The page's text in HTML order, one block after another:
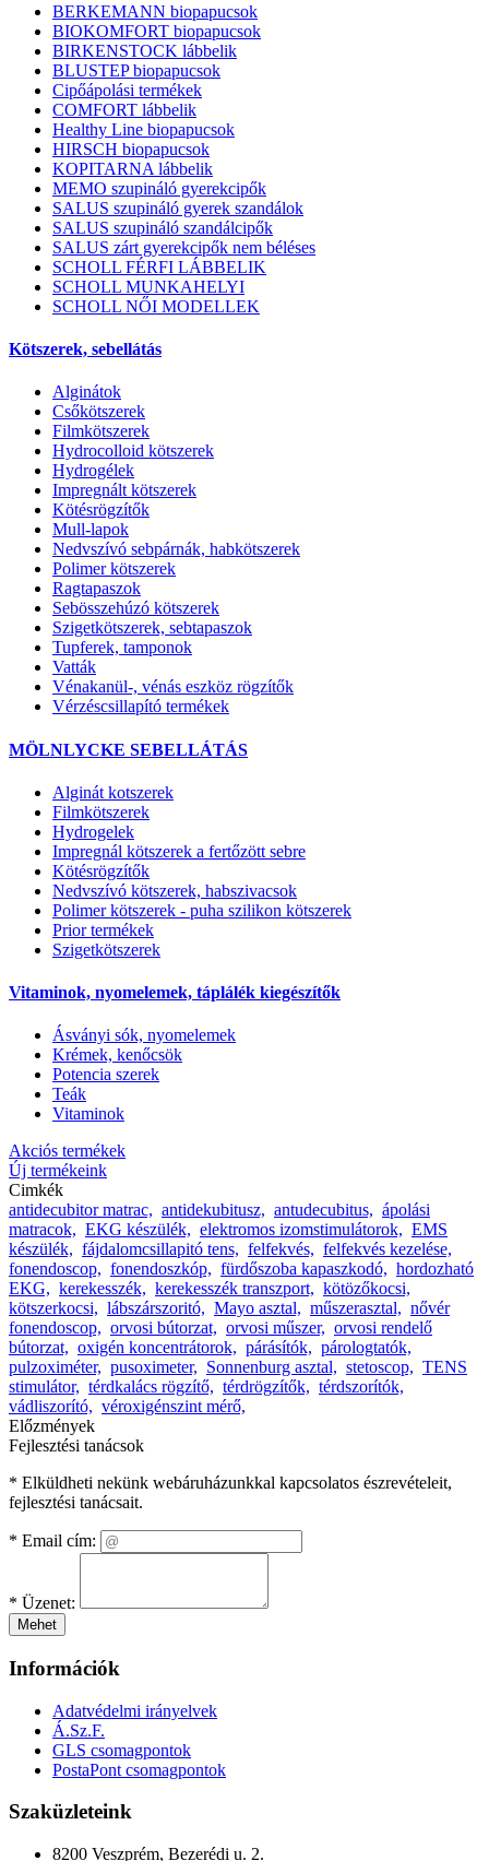
BERKEMANN biopapucsok
BIOKOMFORT biopapucsok
BIRKENSTOCK lábbelik
BLUSTEP biopapucsok
Cipőápolási termékek
COMFORT lábbelik
Healthy Line biopapucsok
HIRSCH biopapucsok
KOPITARNA lábbelik
MEMO szupináló gyerekcipők
SALUS szupináló gyerek szandálok
SALUS szupináló szandálcipők
SALUS zárt gyerekcipők nem béléses
SCHOLL FÉRFI LÁBBELIK
SCHOLL MUNKAHELYI
SCHOLL NŐI MODELLEK
Kötszerek, sebellátás
Alginátok
Csőkötszerek
Filmkötszerek
Hydrocolloid kötszerek
Hydrogélek
Impregnált kötszerek
Kötésrögzítők
Mull-lapok
Nedvszívó sebpárnák, habkötszerek
Polimer kötszerek
Ragtapaszok
Sebösszehúzó kötszerek
Szigetkötszerek, sebtapaszok
Tupferek, tamponok
Vatták
Vénakanül-, vénás eszköz rögzítők
Vérzéscsillapító termékek
MÖLNLYCKE SEBELLÁTÁS
Alginát kotszerek
Filmkötszerek
Hydrogelek
Impregnál kötszerek a fertőzött sebre
Kötésrögzítők
Nedvszívó kötszerek, habszivacsok
Polimer kötszerek - puha szilikon kötszerek
Prior termékek
Szigetkötszerek
Vitaminok, nyomelemek, táplálék kiegészítők
Ásványi sók, nyomelemek
Krémek, kenőcsök
Potencia szerek
Teák
Vitaminok
Akciós termékek
Új termékeink
Cimkék
antidecubitor matrac, antidekubitusz, antudecubitus, ápolási
matracok, EKG készülék, elektromos izomstimulátorok, EMS
készülék, fájdalomcsillapitó tens, felfekvés, felfekvés kezelése,
fonendoscop, fonendoszkóp, fürdőszoba kapaszkodó, hordozható
EKG, kerekesszék, kerekesszék transzport, kötözőkocsi,
kötszerkocsi, lábszárszoritó, Mayo asztal, műszerasztal, nővér
fonendoscop, orvosi bútorzat, orvosi műszer, orvosi rendelő
bútorzat, oxigén koncentrátorok, párásítók, párologtatók,
pulzoximéter, pusoximeter, Sonnenburg asztal, stetoscop, TENS
stimulátor, térdkalács rögzítő, térdrögzítők, térdszorítók,
vádliszorító, véroxigénszint mérő,
Előzmények
Fejlesztési tanácsok
* Elküldheti nekünk webáruházunkkal kapcsolatos észrevételeit,
fejlesztési tanácsait.
* Email cím:
* Üzenet:
Mehet
Információk
Adatvédelmi irányelvek
Á.Sz.F.
GLS csomagpontok
PostaPont csomagpontok
Szaküzleteink
8200 Veszprém, Bezerédi u. 2.